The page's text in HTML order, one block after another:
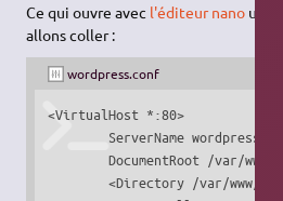
Ce qui ouvre avec l'éditeur nano un
allons coller :
wordpress.conf
<VirtualHost *:80>
ServerName
DocumentRoot /var/www/
<Directory /var/www/